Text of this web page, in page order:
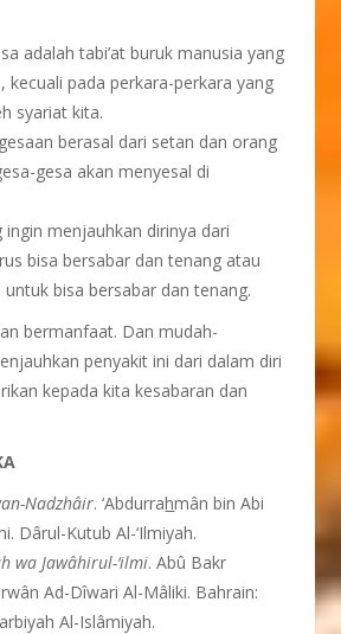
adalah tabi’at buruk manusia yang
kecuali pada perkara-perkara yang
syariat kita.
berasal dari setan dan orang
gesa akan menyesal di
ingin menjauhkan dirinya dari
bisa bersabar dan tenang atau
bisa bersabar dan tenang.
bermanfaat. Dan mudah-
penyakit ini dari dalam diri
kepada kita kesabaran dan
Nadzhâir. ‘Abdurrahmân bin Abi
Dârul-Kutub Al-‘Ilmiyah.
wa Jawâhirul-‘ilmi. Abû Bakr
Ad-Dîwari Al-Mâliki. Bahrain:
Al-Islâmiyah.